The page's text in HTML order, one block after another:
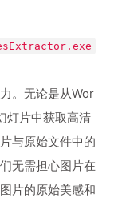
。无论是从Wor
灯片中获取高清
与原始文件中的
无需担心图片在
片的原始美感和